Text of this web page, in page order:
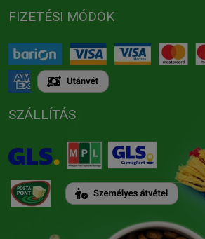
FIZETÉSI MÓDOK
SZÁLLÍTÁS